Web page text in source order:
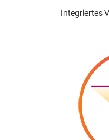
Integriertes